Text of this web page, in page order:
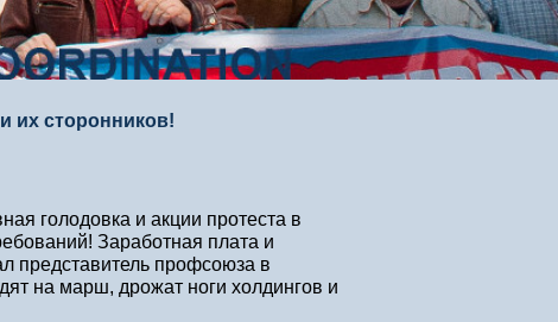
их сторонников!
голодовка и акции протеста в
Заработная плата и
представитель профсоюза в
на марш, дрожат ноги холдингов и